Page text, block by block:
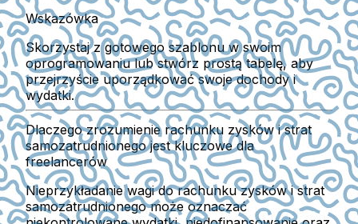
Wskazówka
Skorzystaj z gotowego szablonu w swoim
oprogramowaniu lub stwórz prostą tabelę, aby
przejrzyście uporządkować swoje dochody i
wydatki.
Dlaczego zrozumienie rachunku zysków i strat
samozatrudnionego jest kluczowe dla
freelancerów
Nieprzykładanie wagi do rachunku zysków i strat
samozatrudnionego może oznaczać